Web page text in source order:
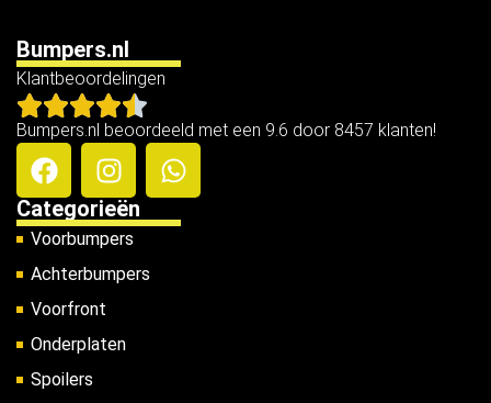
Bumpers.nl
Klantbeoordelingen
Bumpers.nl beoordeeld met een 9.6 door 8457 klanten!
Categorieën
Voorbumpers
Achterbumpers
Voorfront
Onderplaten
Spoilers